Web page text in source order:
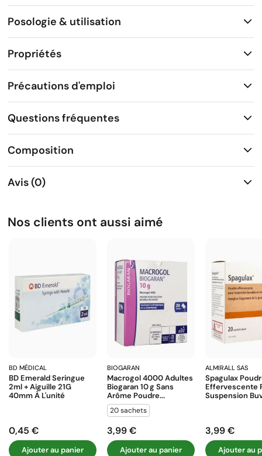
Posologie & utilisation
Propriétés
Précautions d'emploi
Questions fréquentes
Composition
Avis (0)
Nos clients ont aussi aimé
BD MÉDICAL
BD Emerald Seringue
2ml + Aiguille 21G
40mm À L'unité
Prix
0,45 €
Ajouter au panier
BIOGARAN
Macrogol 4000 Adultes
Biogaran 10 G Sans
Arôme Poudre...
20 sachets
Prix
3,99 €
Ajouter au panier
ALMIRALL SAS
Spagulax
Effervescente
Suspension
Prix
3,99 €
Ajouter au